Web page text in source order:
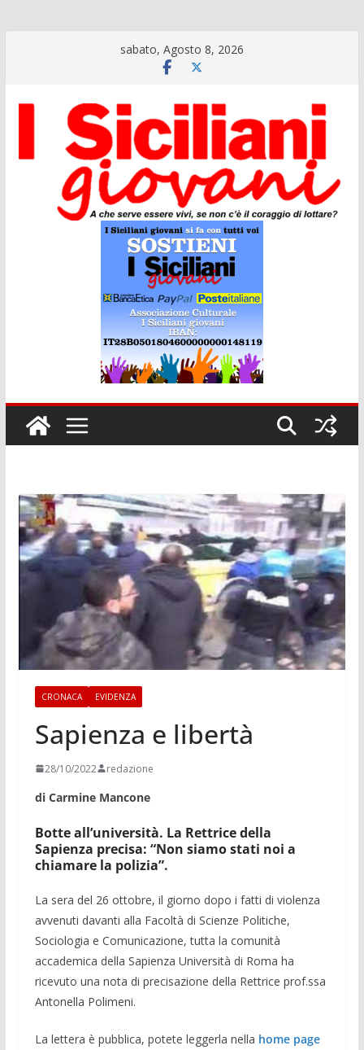
sabato, Agosto 8, 2026
CRONACA EVIDENZA
Sapienza e libertà
28/10/2022 redazione
di Carmine Mancone
Botte all’università. La Rettrice della
Sapienza precisa: “Non siamo stati noi a
chiamare la polizia”.
La sera del 26 ottobre, il giorno dopo i fatti di violenza
avvenuti davanti alla Facoltà di Scienze Politiche,
Sociologia e Comunicazione, tutta la comunità
accademica della Sapienza Università di Roma ha
ricevuto una nota di precisazione della Rettrice prof.ssa
Antonella Polimeni.
La lettera è pubblica, potete leggerla nella home page